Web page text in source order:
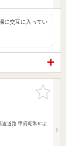
に交互に入ってい
お気に入
りに追加
道路 甲府昭和ICよ